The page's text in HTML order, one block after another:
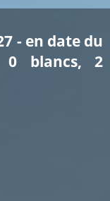
- en date du
0 blancs, 2